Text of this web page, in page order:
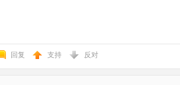
回复 支持 反对